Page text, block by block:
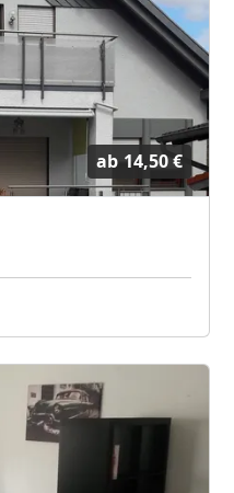
ab 14,50 €